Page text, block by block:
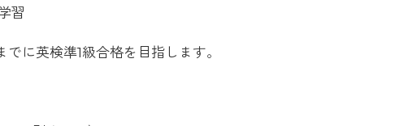
習
に英検準1級合格を目指します。